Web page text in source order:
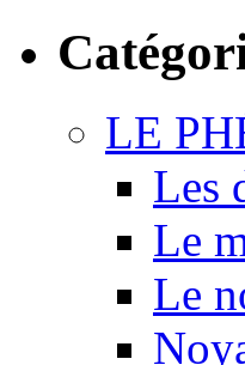
LE
Les
Le
Le